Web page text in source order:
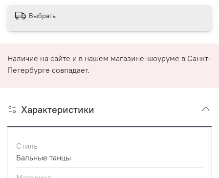
Выбрать
Наличие на сайте и в нашем магазине-шоуруме в Санкт-
Петербурге совпадает.
Характеристики
Стиль
Бальные танцы